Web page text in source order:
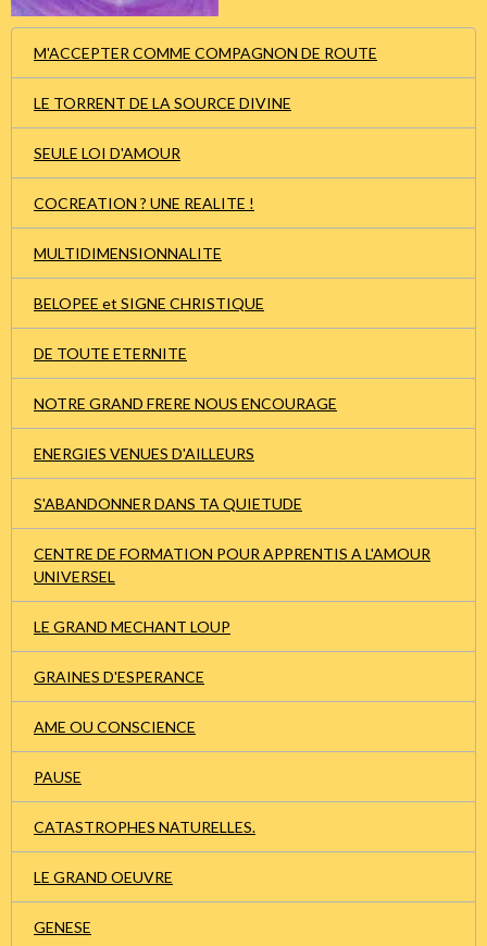
M'ACCEPTER COMME COMPAGNON DE ROUTE
LE TORRENT DE LA SOURCE DIVINE
SEULE LOI D'AMOUR
COCREATION ? UNE REALITE !
MULTIDIMENSIONNALITE
BELOPEE et SIGNE CHRISTIQUE
DE TOUTE ETERNITE
NOTRE GRAND FRERE NOUS ENCOURAGE
ENERGIES VENUES D'AILLEURS
S'ABANDONNER DANS TA QUIETUDE
CENTRE DE FORMATION POUR APPRENTIS A L'AMOUR
UNIVERSEL
LE GRAND MECHANT LOUP
GRAINES D'ESPERANCE
AME OU CONSCIENCE
PAUSE
CATASTROPHES NATURELLES.
LE GRAND OEUVRE
GENESE